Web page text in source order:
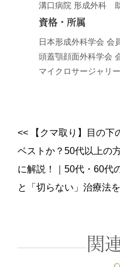
溝口病院 形成外科
資格・所属
日本形成外科学会 会
頭蓋顎顔面外科学会
マイクロサージャリ
<<【クマ取り】目の下
ベストか？50代以上の
に解説！
50代・60代
と「切らない」治療法
関